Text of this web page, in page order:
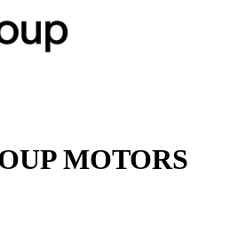
MOTORS